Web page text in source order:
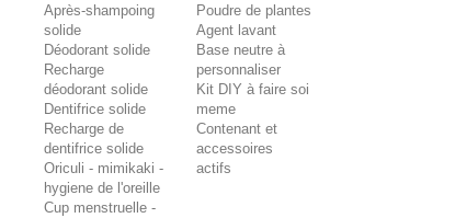
Après-shampoing
solide
Déodorant solide
Recharge
déodorant solide
Dentifrice solide
Recharge de
dentifrice solide
Oriculi - mimikaki -
hygiene de l'oreille
Cup menstruelle -
Poudre de plantes
Agent lavant
Base neutre à
personnaliser
Kit DIY à faire soi
meme
Contenant et
accessoires
actifs